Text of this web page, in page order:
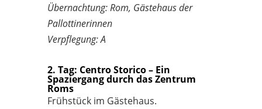
Übernachtung: Rom, Gästehaus der
Pallottinerinnen
Verpflegung: A
2. Tag: Centro Storico – Ein
Spaziergang durch das Zentrum
Roms
Frühstück im Gästehaus.